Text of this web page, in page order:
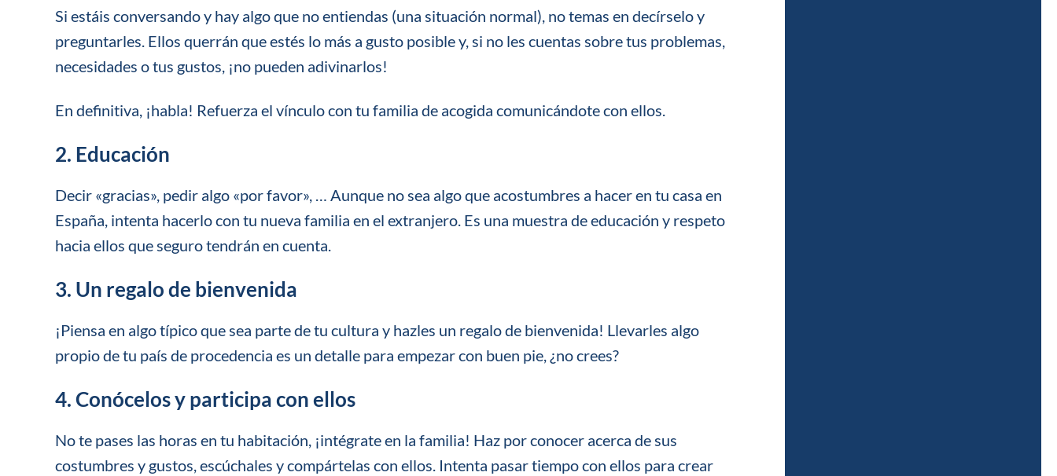
Si estáis conversando y hay algo que no entiendas (una situación normal), no temas en decírselo y
preguntarles. Ellos querrán que estés lo más a gusto posible y, si no les cuentas sobre tus problemas,
necesidades o tus gustos, ¡no pueden adivinarlos!
En definitiva, ¡habla! Refuerza el vínculo con tu familia de acogida comunicándote con ellos.
2. Educación
Decir «gracias», pedir algo «por favor», … Aunque no sea algo que acostumbres a hacer en tu casa en
España, intenta hacerlo con tu nueva familia en el extranjero. Es una muestra de educación y respeto
hacia ellos que seguro tendrán en cuenta.
3. Un regalo de bienvenida
¡Piensa en algo típico que sea parte de tu cultura y hazles un regalo de bienvenida! Llevarles algo
propio de tu país de procedencia es un detalle para empezar con buen pie, ¿no crees?
4. Conócelos y participa con ellos
No te pases las horas en tu habitación, ¡intégrate en la familia! Haz por conocer acerca de sus
costumbres y gustos, escúchales y compártelas con ellos. Intenta pasar tiempo con ellos para crear